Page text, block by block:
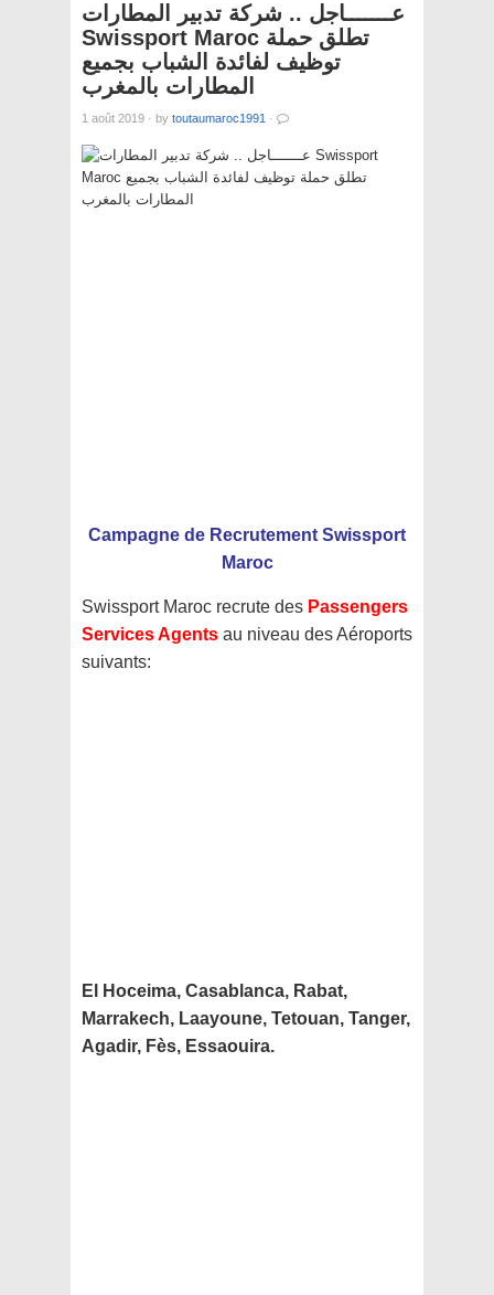
عـــــــاجل .. شركة تدبير المطارات
Swissport Maroc تطلق حملة
توظيف لفائدة الشباب بجميع
المطارات بالمغرب
1 août 2019 · by toutaumaroc1991 ·
Campagne de Recrutement Swissport
Maroc
Swissport Maroc recrute des Passengers
Services Agents au niveau des Aéroports
suivants:
El Hoceima, Casablanca, Rabat,
Marrakech, Laayoune, Tetouan, Tanger,
Agadir, Fès, Essaouira.